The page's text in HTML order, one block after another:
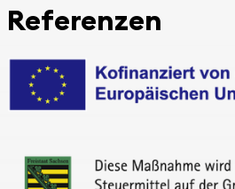
Referenzen